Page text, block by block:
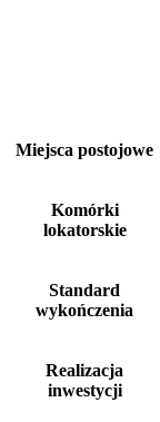
Miejsca postojowe
Komórki
lokatorskie
Standard
wykończenia
Realizacja
inwestycji